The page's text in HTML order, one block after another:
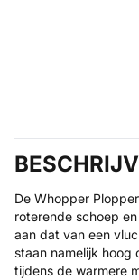
De Whopper
roterende schoep
aan dat van een
staan namelijk hoog
tijdens de warmere